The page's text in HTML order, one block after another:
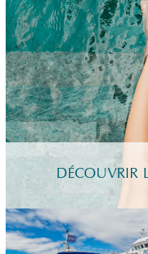
DÉCOUVRIR